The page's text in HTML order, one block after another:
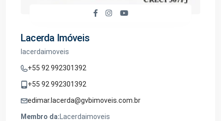
Lacerda Imóveis
lacerdaimoveis
+55 92 992301392
+55 92 992301392
edimar.lacerda@gvbimoveis.com.br
Membro da: Lacerdaimoveis